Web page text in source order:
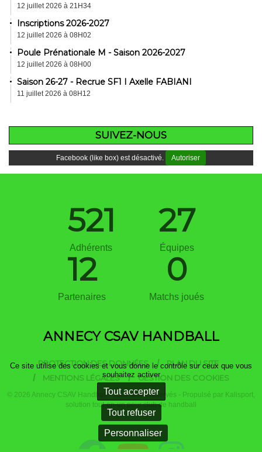
12 juillet 2026 à 21H34
Inscriptions 2026-2027
12 juillet 2026 à 08H02
Poule Prénationale M - Saison 2026-2027
12 juillet 2026 à 08H00
Saison 26-27 - Recrue SF1 I Axelle FABIANI
11 juillet 2026 à 08H12
SUIVEZ-NOUS
Facebook (like box) est désactivé. Autoriser
521
Adhérents
27
Équipes
12
Partenaires
0
Matchs joués
ANNECY CSAV HANDBALL
PROTECTION DES DONNÉES
PLAN DU SITE
MENTIONS LÉGALES
GESTION DES COOKIES
© 2026 Annecy CSAV Handball - Tous droits réservés - Propulsé par Kalisport,
solution tout-en-un pour club de handball
Ce site utilise des cookies et vous donne le contrôle sur ceux que vous
souhaitez activer
Tout accepter
Tout refuser
Personnaliser